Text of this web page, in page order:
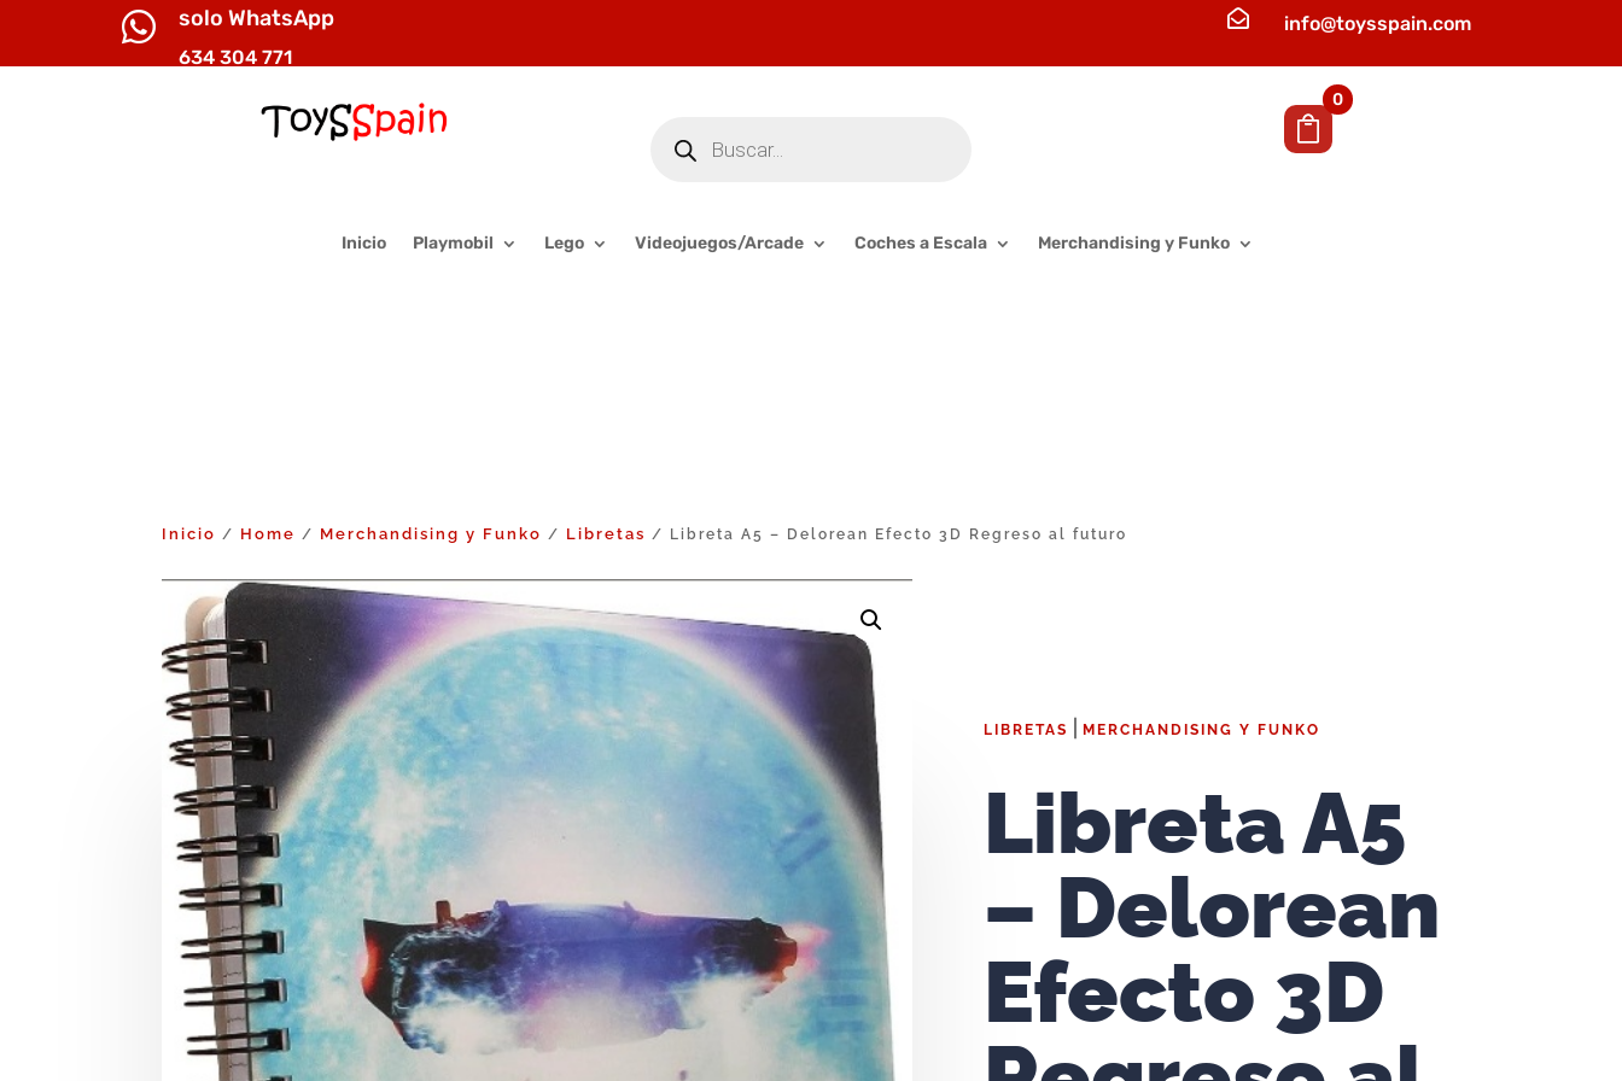
 solo WhatsApp
634 304 771
 info@toysspain.com
productos
0
Inicio Playmobil Lego Videojuegos/Arcade Coches a Escala Merchandising y Funko
Inicio / Home / Merchandising y Funko / Libretas / Libreta A5 – Delorean Efecto 3D Regreso al futuro
LIBRETAS MERCHANDISING Y FUNKO
Libreta A5
– Delorean
Efecto 3D